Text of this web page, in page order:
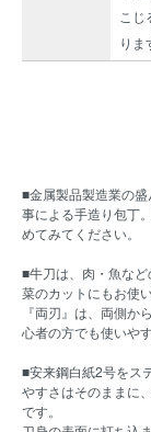
こ
りま
■金属製品製造業の
事による手造り包丁
めてみてください。
■牛刀は、肉・魚な
菜のカットにもお使
『両刃』は、両側か
心者の方でも使いや
■安来鋼白紙2号をス
やすさはそのままに
です。